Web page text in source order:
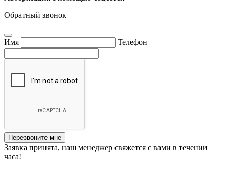
Обратный звонок
Имя Телефон
Перезвоните мне
Заявка принята, наш менеджер свяжется с вами в течении
часа!